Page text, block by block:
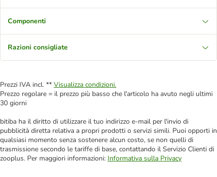
Componenti
Razioni consigliate
Prezzi IVA incl. ** Visualizza condizioni.
Prezzo regolare = il prezzo più basso che l'articolo ha avuto negli ultimi
30 giorni
bitiba ha il diritto di utilizzare il tuo indirizzo e-mail per l'invio di
pubblicità diretta relativa a propri prodotti o servizi simili. Puoi opporti in
qualsiasi momento senza sostenere alcun costo, se non quelli di
trasmissione secondo le tariffe di base, contattando il Servizio Clienti di
zooplus. Per maggiori informazioni: Informativa sulla Privacy